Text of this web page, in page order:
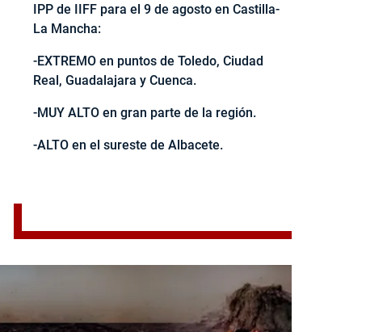
IPP de IIFF para el 9 de agosto en Castilla-
La Mancha:
-EXTREMO en puntos de Toledo, Ciudad
Real, Guadalajara y Cuenca.
-MUY ALTO en gran parte de la región.
-ALTO en el sureste de Albacete.